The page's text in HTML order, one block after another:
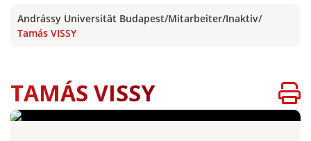
Andrássy Universität Budapest/Mitarbeiter/Inaktiv/
Tamás VISSY
TAMÁS VISSY